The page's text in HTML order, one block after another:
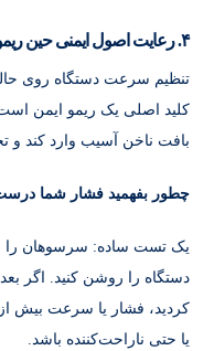
۴. رعایت اصول ایمنی حین ریمو ناخن با سرسوهان ولکانو
تنظیم سرعت دستگاه روی
کلید اصلی یک ریمو ایمن است.
بافت ناخن آسیب وارد کند و
چطور بفهمید فشار شما
یک تست ساده: سرسوهان را
کردید، فشار یا سرعت بیش
یا حتی ناراحت‌کننده باشد.